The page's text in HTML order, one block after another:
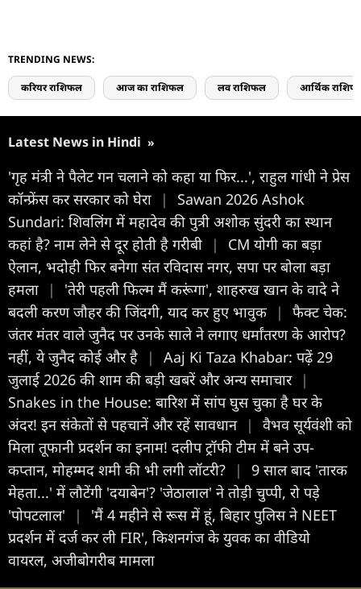
TRENDING NEWS:
करियर राशिफल आज का राशिफल लव राशिफल आर्थिक
Latest News in Hindi »
'गृह मंत्री ने पैलेट गन चलाने को कहा या फिर...', राहुल गांधी ने प्रेस
कॉन्फ्रेंस कर सरकार को घेरा
|
Sawan 2026 Ashok
Sundari: शिवलिंग में महादेव की पुत्री अशोक सुंदरी का स्थान
कहां है? नाम लेने से दूर होती है गरीबी
|
CM योगी का बड़ा
ऐलान, भदोही फिर बनेगा संत रविदास नगर, सपा पर बोला बड़ा
हमला
|
'तेरी पहली फिल्म मैं करूंगा', शाहरुख खान के वादे ने
बदली करण जौहर की जिंदगी, याद कर हुए भावुक
|
फैक्ट चेक:
जंतर मंतर वाले जुनैद पर उनके साले ने लगाए धर्मांतरण के आरोप?
नहीं, ये जुनैद कोई और है
|
Aaj Ki Taza Khabar: पढ़ें 29
जुलाई 2026 की शाम की बड़ी खबरें और अन्य समाचार |
Snakes in the House: बारिश में सांप घुस चुका है घर के
अंदर! इन संकेतों से पहचानें और रहें सावधान |
वैभव सूर्यवंशी को
मिला तूफानी प्रदर्शन का इनाम! दलीप ट्रॉफी टीम में बने उप-
कप्तान, मोहम्मद शमी की भी लगी लॉटरी?
|
9 साल बाद 'तारक
मेहता...' में लौटेंगी 'दयाबेन'? 'जेठालाल' ने तोड़ी चुप्पी, रो पड़े
'पोपटलाल'
|
'मैं 4 महीने से रूस में हूं, बिहार पुलिस ने NEET
प्रदर्शन में दर्ज कर ली FIR', किशनगंज के युवक का वीडियो
वायरल, अजीबोगरीब मामला